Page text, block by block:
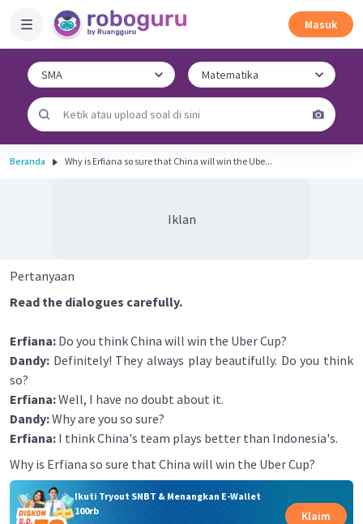
Masuk
Beranda Why is Erfiana so sure that China will win the Ube...
Iklan
Pertanyaan
Read the dialogues carefully.
Erfiana: Do you think China will win the Uber Cup?
Dandy: Definitely! They always play beautifully. Do you think
so?
Erfiana:Well, I have no doubt about it.
Dandy:Why are you so sure?
Erfiana: I think China's team plays better than Indonesia's.
Why is Erfiana so sure that China will win the Uber Cup?
Ikuti Tryout SNBT & Menangkan E-Wallet
100rb
Klaim